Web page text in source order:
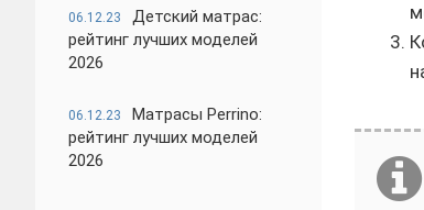
06.12.23
Детский матрас:
рейтинг лучших моделей
2026
06.12.23
Матрасы Perrino:
рейтинг лучших моделей
2026